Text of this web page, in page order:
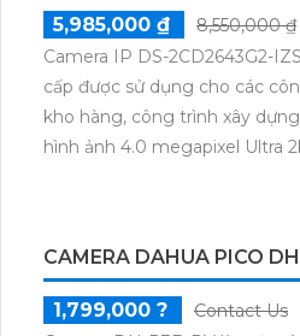
thoại di động hoặc máy tính.
cảnh báo chuyển động, hỗ trợ
128GB giúp ghi lại các sự kiện
này đáp ứng tốt nhu cầu bảo
văn phòng, cửa hàng và các
5,985,000 ₫
8,550,000 ₫
Camera IP DS-2CD2643G2-
cấp được sử dụng cho các
kho hàng, công trình xây
hình ảnh 4.0 megapixel Ultra
sắt chắc chắn, camera này có
ổn định trong môi trường
còn tích hợp công nghệ AI
CAMERA DAHUA PICO
1,799,000 ?
Contact Us